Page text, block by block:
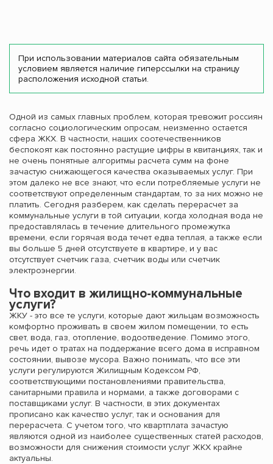
При использовании материалов сайта обязательным
условием является наличие гиперссылки на страницу
расположения исходной статьи.
Одной из самых главных проблем, которая тревожит россиян
согласно социологическим опросам, неизменно остается
сфера ЖКХ. В частности, наших соотечественников
беспокоят как постоянно растущие цифры в квитанциях, так и
не очень понятные алгоритмы расчета сумм на фоне
зачастую снижающегося качества оказываемых услуг. При
этом далеко не все знают, что если потребляемые услуги не
соответствуют определенным стандартам, то за них можно не
платить. Сегодня разберем, как сделать перерасчет за
коммунальные услуги в той ситуации, когда холодная вода не
предоставлялась в течение длительного промежутка
времени, если горячая вода течет едва теплая, а также если
вы больше 5 дней отсутствуете в квартире, и у вас
отсутствует счетчик газа, счетчик воды или счетчик
электроэнергии.
Что входит в жилищно-коммунальные
услуги?
ЖКУ - это все те услуги, которые дают жильцам возможность
комфортно проживать в своем жилом помещении, то есть
свет, вода, газ, отопление, водоотведение. Помимо этого,
речь идет о тратах на поддержание всего дома в исправном
состоянии, вывозе мусора. Важно понимать, что все эти
услуги регулируются Жилищным Кодексом РФ,
соответствующими постановлениями правительства,
санитарными правила и нормами, а также договорами с
поставщиками услуг. В частности, в этих документах
прописано как качество услуг, так и основания для
перерасчета. С учетом того, что квартплата зачастую
являются одной из наиболее существенных статей расходов,
возможности для снижения стоимости услуг ЖКХ крайне
актуальны.